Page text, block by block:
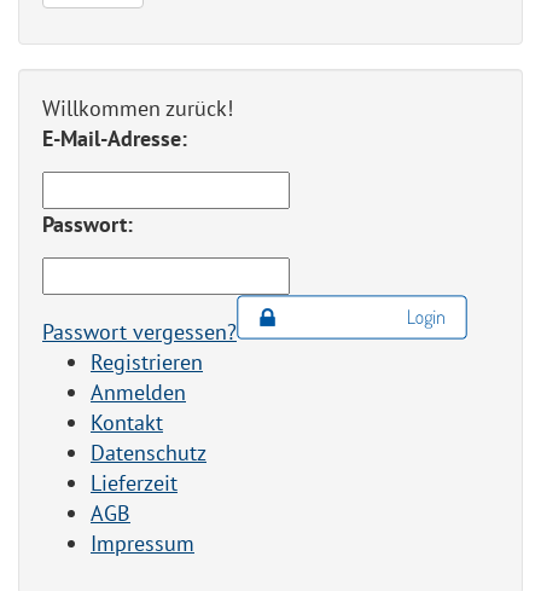
Willkommen zurück!
E-Mail-Adresse:
Passwort:
Passwort vergessen?
Registrieren
Anmelden
Kontakt
Datenschutz
Lieferzeit
AGB
Impressum